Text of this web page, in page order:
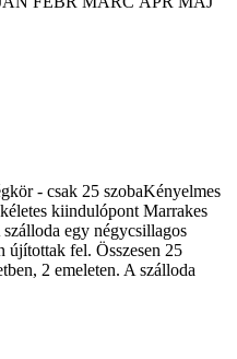
- csak 25 szobaKényelmes
kiindulópont Marrakes
egy négycsillagos
újítottak fel. Összesen 25
2 emeleten. A szálloda